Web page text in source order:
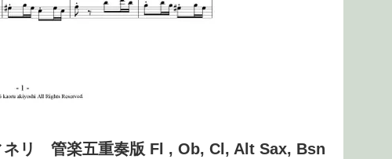
リ 管楽五重奏版 Fl , Ob, Cl, Alt Sax, Bsn